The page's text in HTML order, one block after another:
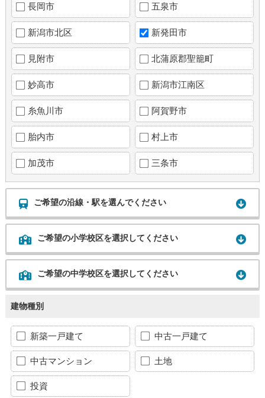
長岡市 五泉市
新潟市北区 新発田市
見附市 北蒲原郡聖籠町
妙高市 新潟市江南区
糸魚川市 阿賀野市
胎内市 村上市
加茂市 三条市
ご希望の沿線・駅を選んでください
ご希望の小学校区を選択してください
ご希望の中学校区を選択してください
建物種別
新築一戸建て 中古一戸建て
中古マンション 土地
投資